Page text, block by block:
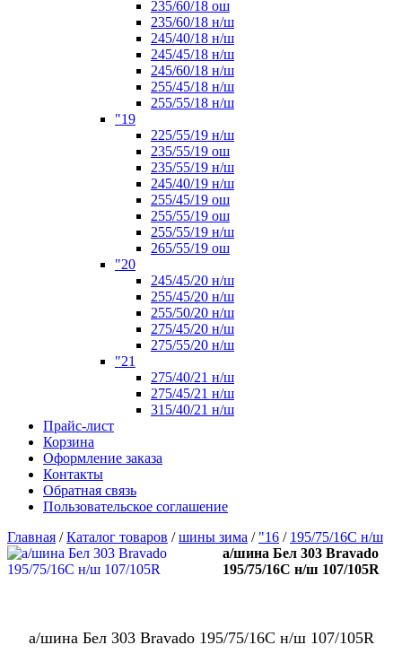
235/60/18 ош
235/60/18 н/ш
245/40/18 н/ш
245/45/18 н/ш
245/60/18 н/ш
255/45/18 н/ш
255/55/18 н/ш
"19
225/55/19 н/ш
235/55/19 ош
235/55/19 н/ш
245/40/19 н/ш
255/45/19 ош
255/55/19 ош
255/55/19 н/ш
265/55/19 ош
"20
245/45/20 н/ш
255/45/20 н/ш
255/50/20 н/ш
275/45/20 н/ш
275/55/20 н/ш
"21
275/40/21 н/ш
275/45/21 н/ш
315/40/21 н/ш
Прайс-лист
Корзина
Оформление заказа
Контакты
Обратная связь
Пользовательское соглашение
Главная /Каталог товаров /шины зима / "16 / 195/75/16С н/ш
а/шина Бел 303 Bravado
195/75/16С н/ш 107/105R
а/шина Бел 303 Bravado 195/75/16С н/ш 107/105R